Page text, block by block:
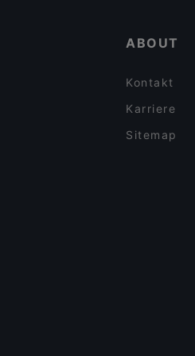
ABOUT
Kontakt
Karriere
Sitemap